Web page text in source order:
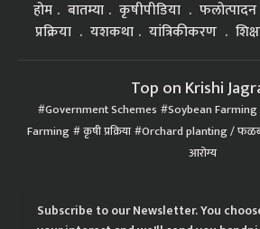
होम बातम्या कृषीपीडिया फलोत्पादन
प्रक्रिया
यशकथा यांत्रिकीकरण
Top on Krishi
Government Schemes Soybean Farming
Farming कृषी प्रक्रिया Orchard planting /
आरोग्य
Subscribe to our Newsletter. You